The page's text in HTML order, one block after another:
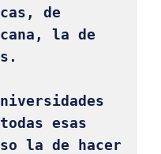
de
la de
esas
la de hacer